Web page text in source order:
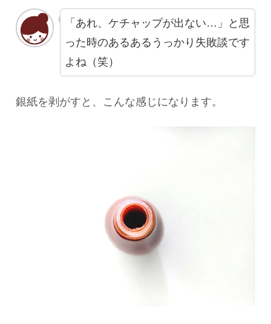
「あれ、ケチャップが出ない…」と思
った時のあるあるうっかり失敗談です
よね（笑）
銀紙を剥がすと、こんな感じになります。